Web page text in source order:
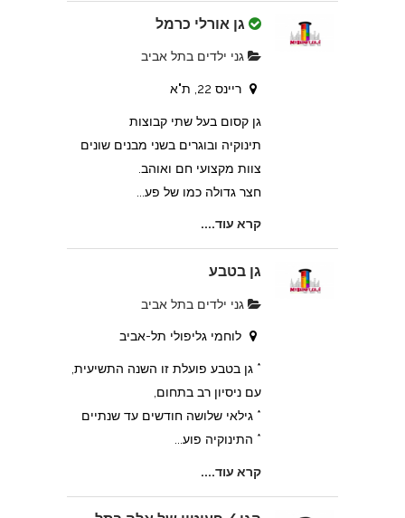
גן אורלי כרמל
גני ילדים בתל אביב
ריינס 22, ת"א
גן קסום בעל שתי קבוצות
תינוקיה ובוגרים בשני מבנים שונים
צוות מקצועי חם ואוהב.
חצר גדולה כמו של פע...
קרא עוד....
גן בטבע
גני ילדים בתל אביב
לוחמי גליפולי תל-אביב
* גן בטבע פועלת זו השנה התשיעית,
עם ניסיון רב בתחום,
* גילאי שלושה חודשים עד שנתיים
* התינוקיה פוע...
קרא עוד....